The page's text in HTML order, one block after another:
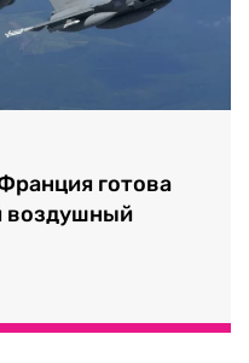
готова
воздушный